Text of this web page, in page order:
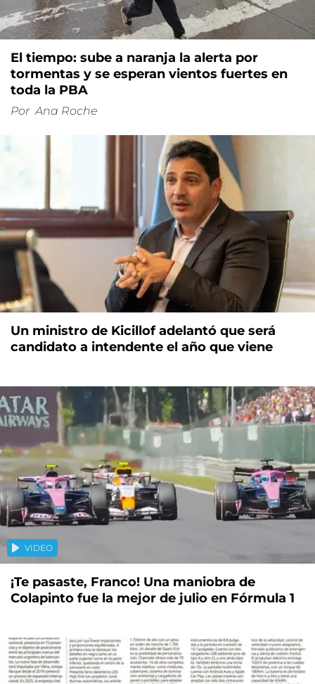
El tiempo: sube a naranja la alerta por
tormentas y se esperan vientos fuertes en
toda la PBA
Por Ana Roche
Un ministro de Kicillof adelantó que será
candidato a intendente el año que viene
VIDEO
¡Te pasaste, Franco! Una maniobra de
Colapinto fue la mejor de julio en Fórmula 1